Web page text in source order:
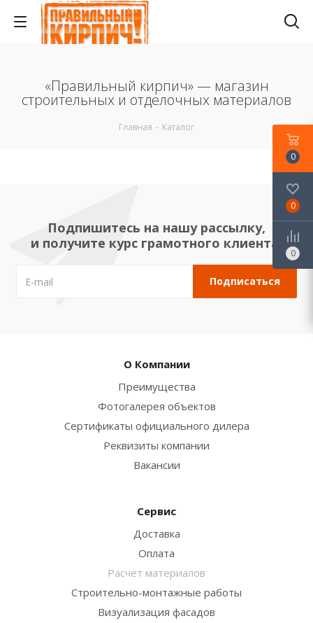
«Правильный кирпич» — магазин
строительных и отделочных материалов
Главная - Каталог
Подпишитесь на нашу рассылку,
и получите курс грамотного клиента!
О Компании
Преимущества
Фотогалерея объектов
Сертификаты официального дилера
Реквизиты компании
Вакансии
Сервис
Доставка
Оплата
Расчет материалов
Строительно-монтажные работы
Визуализация фасадов
0
0
0